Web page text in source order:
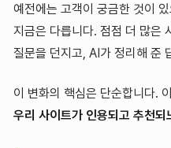
예전에는 고객이 궁금한 것이
지금은 다릅니다. 점점 더 많은
질문을 던지고, AI가 정리해 준
이 변화의 핵심은 단순합니다.
우리 사이트가 인용되고 추천되